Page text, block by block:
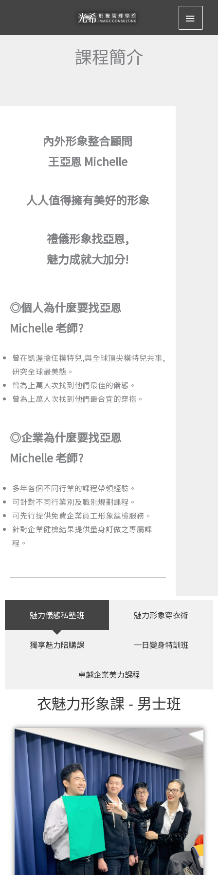
主
主
要
課程簡介​
內外形象整合顧問
王亞恩 Michelle
人人值得擁有美好的形象
禮儀形象找亞恩,
魅力成就大加分!
◎個人為什麼要找亞恩
Michelle 老師?
曾在凱渥擔任模特兒,與全球頂尖模特兒共事,
研究全球最美態。
曾為上萬人次找到他們最佳的儀態。
曾為上萬人次找到他們最合宜的穿搭。
◎企業為什麼要找亞恩
Michelle 老師?
多年各個不同行業的課程帶領經驗。
可針對不同行業別及職別規劃課程。
可先行提供免費企業員工形象建檢服務。
針對企業健檢結果提供量身訂做之專屬課
程。
魅力儀態私塾班 魅力形象穿衣術
獨享魅力陪購課 一日變身特訓班
卓越企業美力課程
衣魅力形象課 - 男士班